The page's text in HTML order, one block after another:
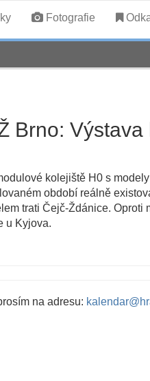
Fotografie
Brno:
kolejiště H0 s
období reálně
trati Čejč-Ždánice. Oproti
u Kyjova.
na adresu: